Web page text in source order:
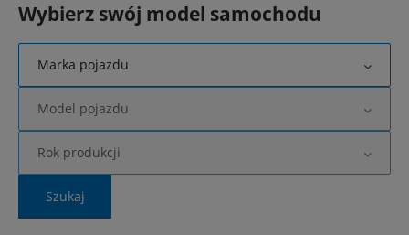
Wybierz swój model samochodu
Marka pojazdu
Model pojazdu
Rok produkcji
Szukaj